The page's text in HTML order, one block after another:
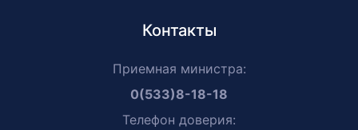
Контакты
Приемная министра:
0(533)8-18-18
Телефон доверия: